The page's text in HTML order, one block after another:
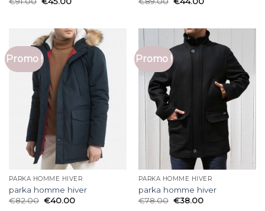
Promo !
PARKA HOMME HIVER
parka homme hiver
€82.00 €40.00
Promo !
PARKA HOMME HIVER
parka homme hiver
€78.00 €38.00